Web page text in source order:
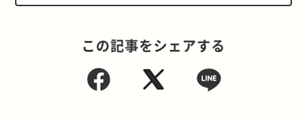
この記事をシェアする